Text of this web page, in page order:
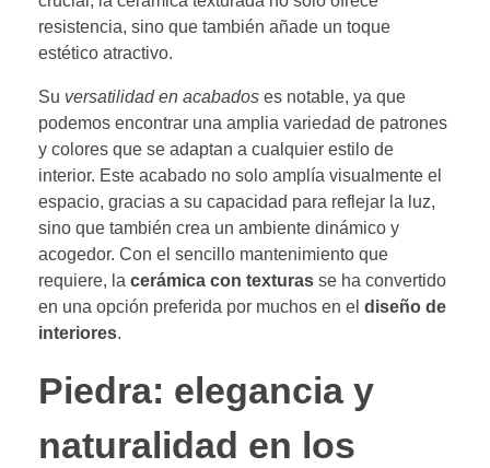
resistencia, sino que también añade un toque
estético atractivo.
Su versatilidad en acabados es notable, ya que
podemos encontrar una amplia variedad de patrones
y colores que se adaptan a cualquier estilo de
interior. Este acabado no solo amplía visualmente el
espacio, gracias a su capacidad para reflejar la luz,
sino que también crea un ambiente dinámico y
acogedor. Con el sencillo mantenimiento que
requiere, la cerámica con texturas se ha convertido
en una opción preferida por muchos en el diseño de
interiores.
Piedra: elegancia y
naturalidad en los